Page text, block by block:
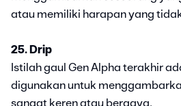
atau memiliki harapan yang
25. Drip
Istilah gaul Gen Alpha terakhir
digunakan untuk
sangat keren atau bergaya.